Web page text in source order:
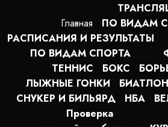
Главная
ПО ВИДАМ
РАСПИСАНИЯ И РЕЗУЛЬТАТЫ
ПО ВИДАМ СПОРТА
ТЕННИС
БОКС
ЛЫЖНЫЕ ГОНКИ
БИАТЛОН
СНУКЕР И БИЛЬЯРД
НБА
Проверка